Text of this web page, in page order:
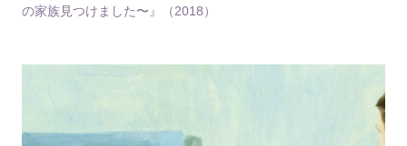
の家族見つけました〜』（2018）